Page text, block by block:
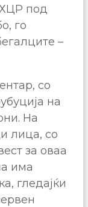
под
го
–
со
на
На
лица, со
за оваа
има
гледајќи